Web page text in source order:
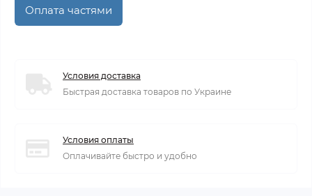
Оплата частями
Условия доставка
Быстрая доставка товаров по Украине
Условия оплаты
Оплачивайте быстро и удобно